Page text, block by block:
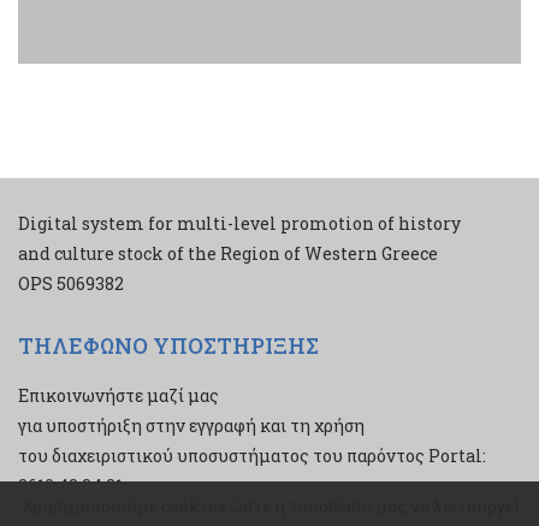
Digital system for multi-level promotion of history
and culture stock of the Region of Western Greece
ΟPS 5069382
ΤΗΛΕΦΩΝΟ ΥΠΟΣΤΗΡΙΞΗΣ
Επικοινωνήστε μαζί μας
για υποστήριξη στην εγγραφή και τη χρήση
του διαχειριστικού υποσυστήματος του παρόντος Portal:
2610 43 34 21